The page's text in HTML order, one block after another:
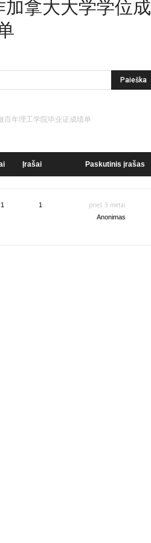
拿大大学学位成
年理工学院毕业证成绩单
Įrašai Paskutinis įrašas
1 1 prieš 3 metai
Anonimas